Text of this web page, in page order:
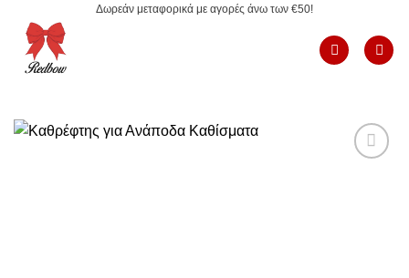
περιεχόμενο
Δωρεάν μεταφορικά με αγορές άνω των €50!